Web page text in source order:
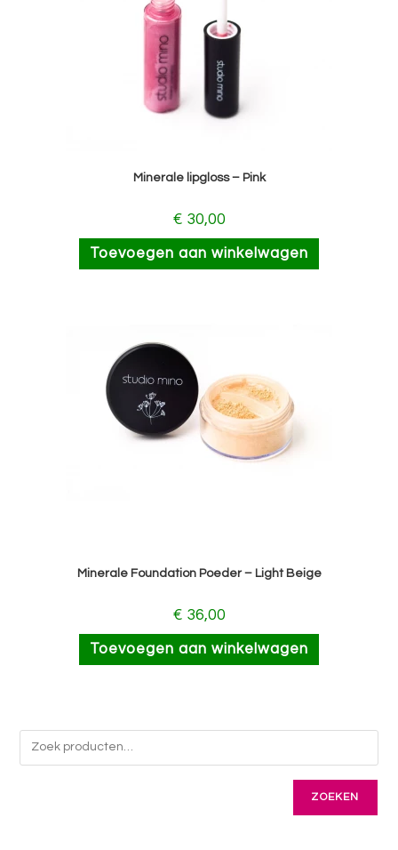
Minerale lipgloss – Pink
€ 30,00
Toevoegen aan winkelwagen
Minerale Foundation Poeder – Light Beige
€ 36,00
Toevoegen aan winkelwagen
ZOEKEN